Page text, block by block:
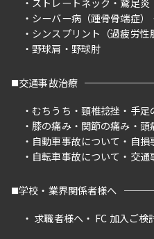
ストレートネック
鵞足炎
シーバー病（踵骨骨端症）
シンスプリント（過疲労性
野球肩
野球肘
交通事故治療
むちうち
頸椎捻挫 手足
膝の痛み
関節の痛み
頭
自動車事故について
自損
自転車事故について
交通
学校・業界関係者様へ
求職者様へ
FC 加入ご検